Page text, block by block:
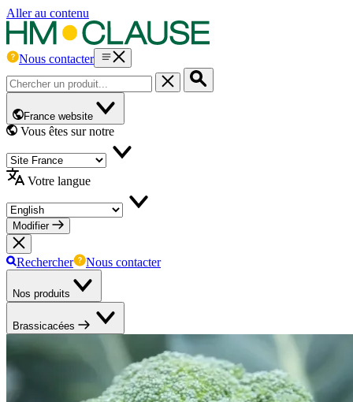
Aller au contenu
Nous contacter
France website
Vous êtes sur notre
Votre langue
Modifier
Rechercher Nous contacter
Nos produits
Brassicacées